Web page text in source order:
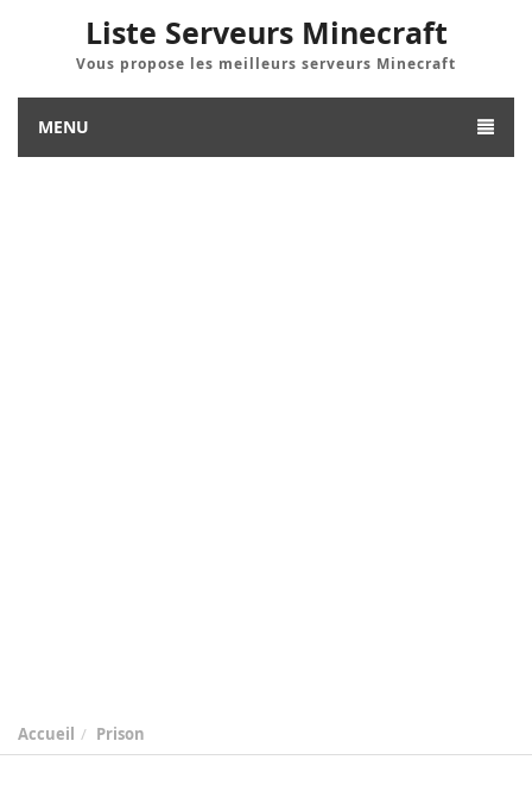
Liste Serveurs Minecraft
Vous propose les meilleurs serveurs Minecraft
MENU
Accueil Prison